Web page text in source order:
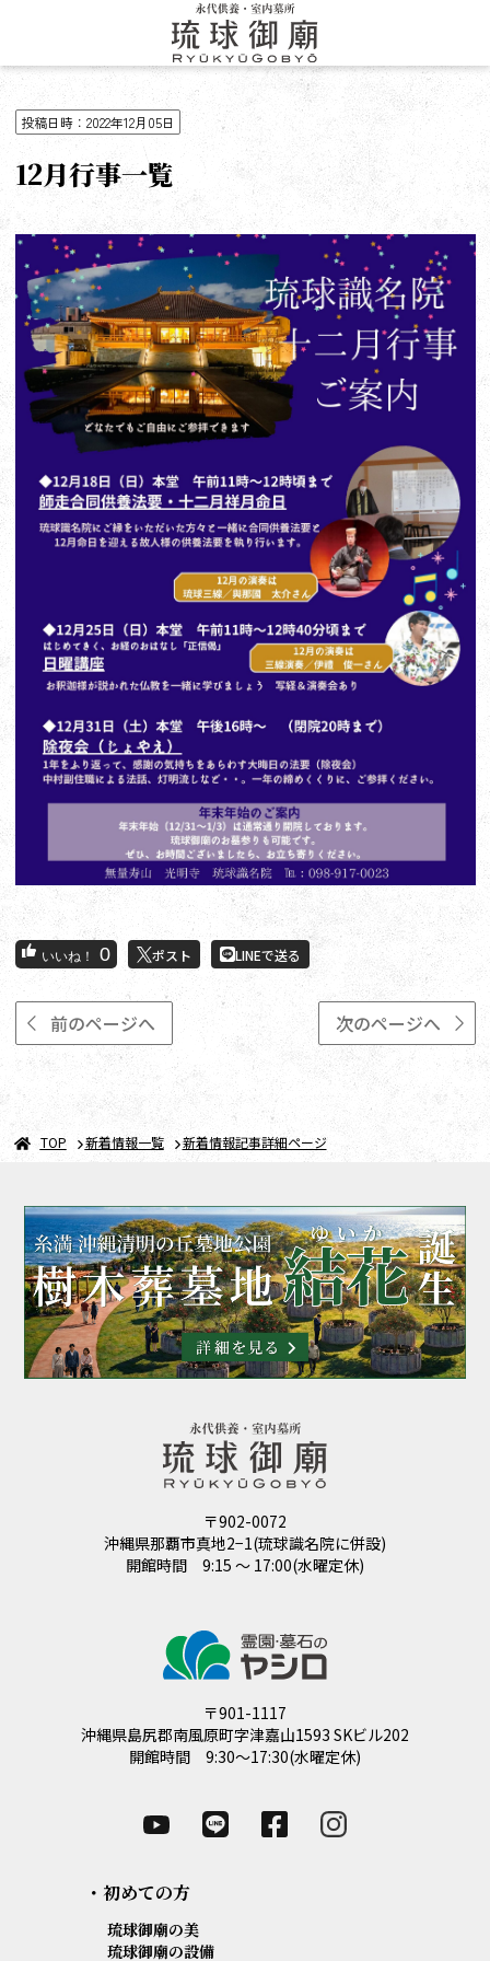
投稿日時：2022年12月05日
12月行事一覧
0 ポスト LINEで送る
前のページへ 次のページへ
TOP 新着情報一覧 新着情報記事詳細ページ
〒902-0072
沖縄県那覇市真地2−1(琉球識名院に併設)
開館時間 9:15 ～ 17:00(水曜定休)
〒901-1117
沖縄県島尻郡南風原町字津嘉山1593 SKビル202
開館時間 9:30～17:30(水曜定休)
・初めての方
琉球御廟の美
琉球御廟の設備